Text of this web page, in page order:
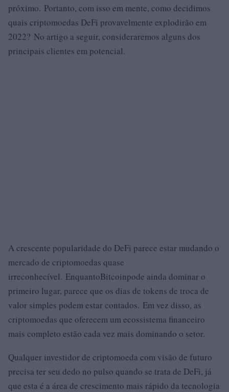
próximo. Portanto, com isso em mente, como decidimos
quais criptomoedas DeFi provavelmente explodirão em
2022? No artigo a seguir, consideraremos alguns dos
principais clientes em potencial.
A crescente popularidade do DeFi parece estar mudando o
mercado de criptomoedas quase
irreconhecível. EnquantoBitcoinpode ainda dominar o
primeiro lugar, parece que os dias de tokens de troca de
valor simples podem estar contados. Em vez disso, as
criptomoedas que oferecem um ecossistema financeiro
mais completo estão cada vez mais dominando o setor.
Qualquer investidor de criptomoeda com visão de futuro
precisa ter seu dedo no pulso quando se trata de DeFi, já
que esta é a área de crescimento mais rápido da tecnologia